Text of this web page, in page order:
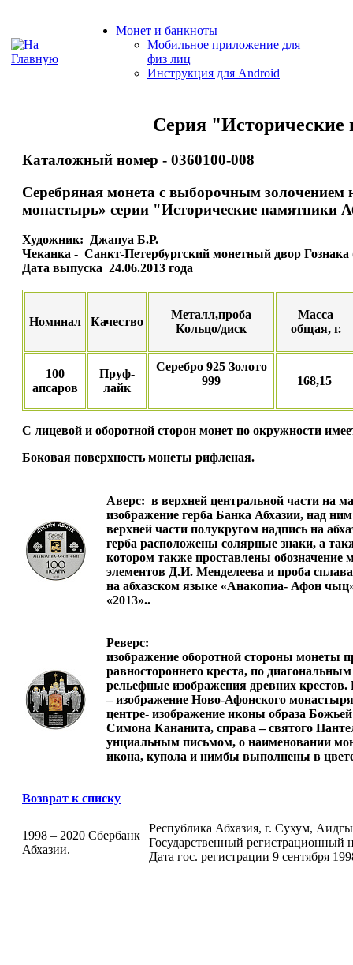
Монет и банкноты
Мобильное приложение для
физ лиц
Инструкция для Android
Серия "Исторические
Каталожный номер - 0360100-008
Серебряная монета с выборочным
монастырь» серии "Исторические памятники
Художник: Джапуа Б.Р.
Чеканка - Санкт-Петербургский монетный двор
Дата выпуска 24.06.2013 года
Номинал Качество
Металл,проба
Кольцо/диск
Масса
общая, г.
100
апсаров
Пруф-
лайк
Серебро 925 Золото
999
168,15
С лицевой и оборотной сторон монет по окружности
Боковая поверхность монеты рифленая.
Аверс: в верхней центральной части на
изображение герба Банка Абхазии, над
верхней части полукругом надпись на
герба расположены солярные знаки, а
котором также проставлены обозначение
элементов Д.И. Менделеева и проба
на абхазском языке «Анакопиа- Афон
«2013»..
Реверс:
изображение оборотной стороны монеты
равностороннего креста, по
рельефные изображения древних крестов.
– изображение Ново-Афонского
центре- изображение иконы образа
Симона Кананита, справа – святого
унциальным письмом, о наименовании
икона, купола и нимбы выполнены в
Возврат к списку
1998 – 2020 Сбербанк
Абхазии.
Республика Абхазия, г. Сухум,
Государственный регистрационный
Дата гос. регистрации 9 сентября